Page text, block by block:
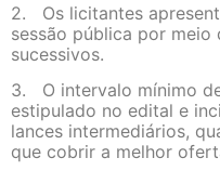
2. Os licitantes
sessão pública por meio
sucessivos.
3. O intervalo mínimo
estipulado no edital e
lances intermediários,
que cobrir a melhor